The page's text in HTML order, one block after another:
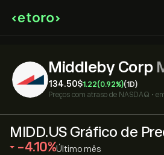
Middleby Corp
134.50‎$‎1.22(0.92%)(1D)
Preços com atraso de NASDAQ •
MIDD.US Gráfico de
‎-4.10‎ Último mês